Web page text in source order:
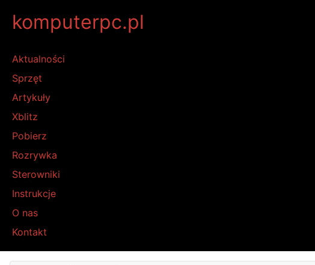
komputerpc.pl
Aktualności
Sprzęt
Artykuły
Xblitz
Pobierz
Rozrywka
Sterowniki
Instrukcje
O nas
Kontakt